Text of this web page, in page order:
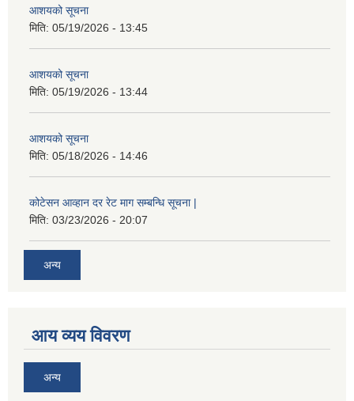
आशयको सूचना
मिति: 05/19/2026 - 13:45
आशयको सूचना
मिति: 05/19/2026 - 13:44
आशयको सूचना
मिति: 05/18/2026 - 14:46
कोटेसन आव्हान दर रेट माग सम्बन्धि सूचना |
मिति: 03/23/2026 - 20:07
अन्य
आय व्यय विवरण
अन्य